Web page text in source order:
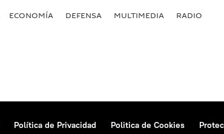
ECONOMÍA DEFENSA MULTIMEDIA RADIO
Política de Privacidad Politica de Cookies